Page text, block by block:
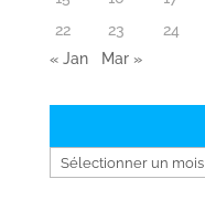
22
23 24
« Jan
Mar »
Archives